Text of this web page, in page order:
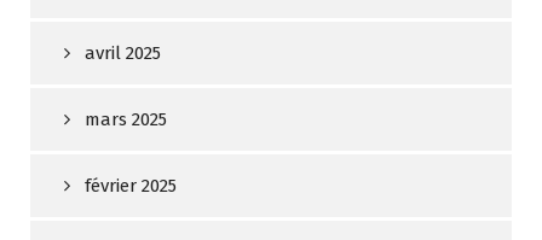
avril 2025
mars 2025
février 2025